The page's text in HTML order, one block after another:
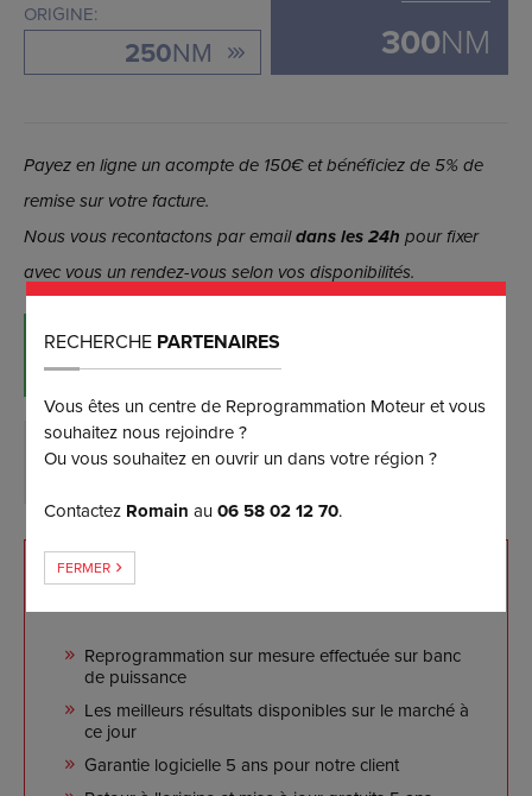
ORIGINE:
250NM
300NM
Payez en ligne un acompte de 150€ et bénéficiez de 5% de
remise sur votre facture.
Nous vous recontactons par emaildans les 24h pour fixer
avec vous un rendez-vous selon vos disponibilités.
RÉSERVER MAINTENANT
(et bénéficiez d’une remise de 5%)
DEMANDER PLUS D’INFORMATIONS
NOS ENGAGEMENTS
Reprogrammation sur mesure effectuée sur banc
de puissance
Les meilleurs résultats disponibles sur le marché à
ce jour
Garantie logicielle 5 ans pour notre client
RECHERCHE PARTENAIRES
Vous êtes un centre de Reprogrammation Moteur et vous
souhaitez nous rejoindre ?
Ou vous souhaitez en ouvrir un dans votre région ?
Contactez Romain au06 58 02 12 70.
FERMER